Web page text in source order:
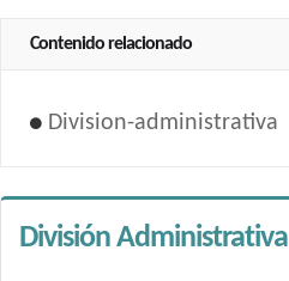
Contenido relacionado
Division-administrativa
División Administrativa